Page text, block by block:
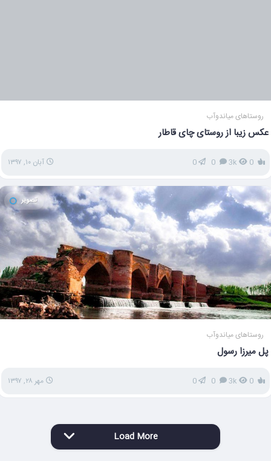
روستاهای میاندوآب
عکس زیبا از روستای چای قاطار
3k
0 آبان ۱۰, ۱۳۹۷
تصویر
روستاهای میاندوآب
پل میرزا رسول
3k
0 مهر ۲۸, ۱۳۹۷
Load More